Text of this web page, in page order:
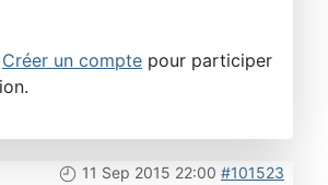
Créer un compte pour participer
11 Sep 2015 22:00 #101523